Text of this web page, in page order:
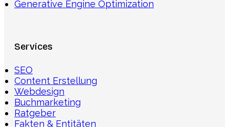
Generative Engine Optimization
Services
SEO
Content Erstellung
Webdesign
Buchmarketing
Ratgeber
Fakten & Entitäten